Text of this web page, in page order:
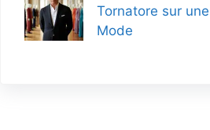
Tornatore sur
Mode